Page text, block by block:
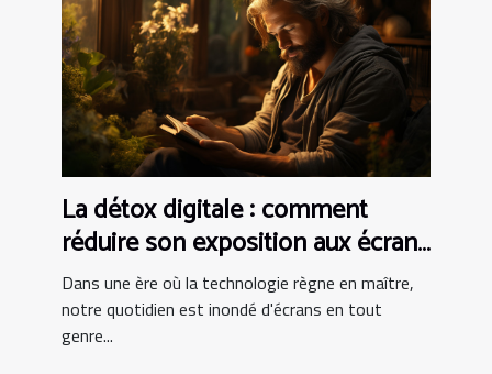
La détox digitale : comment
réduire son exposition aux écrans
pour mieux dormir
Dans une ère où la technologie règne en maître,
notre quotidien est inondé d'écrans en tout
genre...